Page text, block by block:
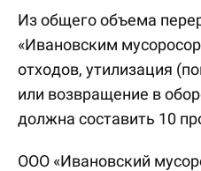
Из общего объема
«Ивановским
отходов, утилизация
или возвращение в
должна составить 10
ООО «Ивановский